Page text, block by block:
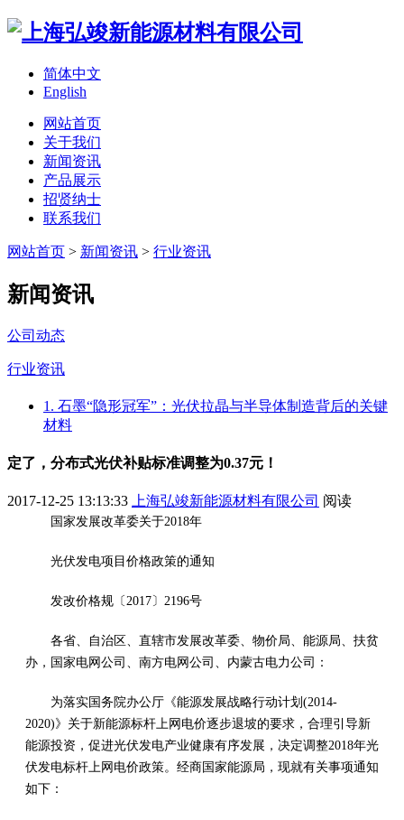
简体中文
English
网站首页
关于我们
新闻资讯
产品展示
招贤纳士
联系我们
网站首页 > 新闻资讯 > 行业资讯
新闻资讯
公司动态
行业资讯
1. 石墨“隐形冠军”：光伏拉晶与半导体制造背后的关键
材料
定了，分布式光伏补贴标准调整为0.37元！
2017-12-25 13:13:33 上海弘竣新能源材料有限公司 阅读
国家发展改革委关于2018年
光伏发电项目价格政策的通知
发改价格规〔2017〕2196号
各省、自治区、直辖市发展改革委、物价局、能源局、扶贫
办，国家电网公司、南方电网公司、内蒙古电力公司：
为落实国务院办公厅《能源发展战略行动计划(2014-
2020)》关于新能源标杆上网电价逐步退坡的要求，合理引导新
能源投资，促进光伏发电产业健康有序发展，决定调整2018年光
伏发电标杆上网电价政策。经商国家能源局，现就有关事项通知
如下：